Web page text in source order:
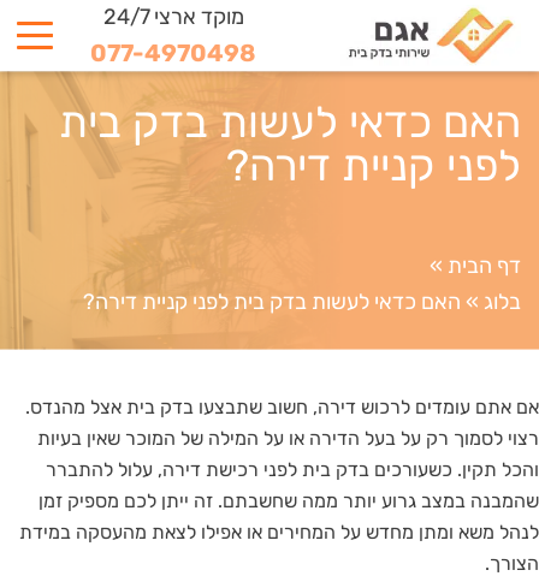
מוקד ארצי 24/7
077-4970498
האם כדאי לעשות בדק בית
לפני קניית דירה?
דף הבית »
בלוג » האם כדאי לעשות בדק בית לפני קניית דירה?
אם אתם עומדים לרכוש דירה, חשוב שתבצעו בדק בית אצל מהנדס.
רצוי לסמוך רק על בעל הדירה או על המילה של המוכר שאין בעיות
והכל תקין. כשעורכים בדק בית לפני רכישת דירה, עלול להתברר
שהמבנה במצב גרוע יותר ממה שחשבתם. זה ייתן לכם מספיק זמן
לנהל משא ומתן מחדש על המחירים או אפילו לצאת מהעסקה במידת
הצורך.